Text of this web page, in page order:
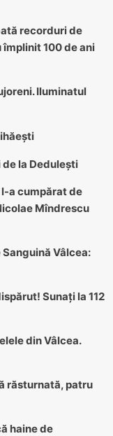
recorduri de
100 de ani
Iluminatul
la Dedulești
a cumpărat de
Mîndrescu
Vâlcea:
Sunați la 112
din Vâlcea.
răsturnată, patru
haine de